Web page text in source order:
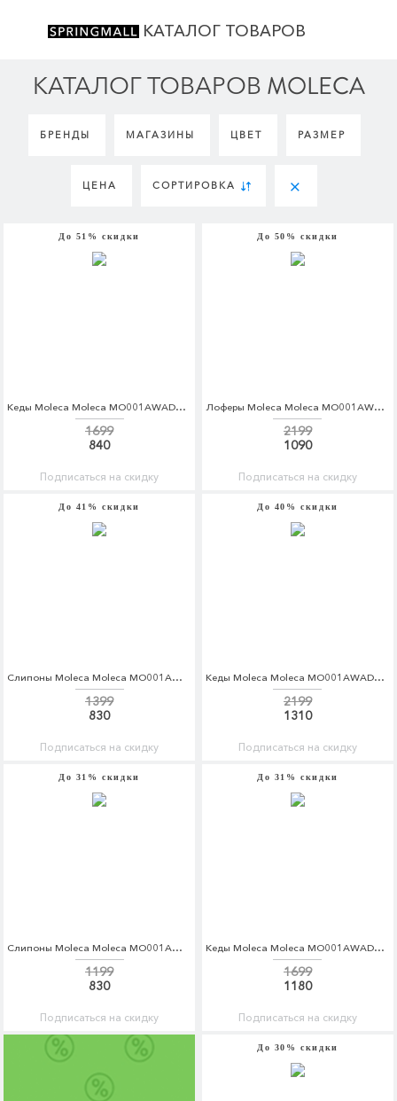
КАТАЛОГ ТОВАРОВ
КАТАЛОГ ТОВАРОВ MOLECA
БРЕНДЫ МАГАЗИНЫ ЦВЕТ РАЗМЕР
ЦЕНА СОРТИРОВКА
До 51% скидки
Кеды Moleca Moleca MO001AWADHJ9
1699
840
Подписаться на скидку
До 50% скидки
Лоферы Moleca Moleca MO001AWADHJ3
2199
1090
Подписаться на скидку
До 41% скидки
Слипоны Moleca Moleca MO001AWADHC6
1399
830
Подписаться на скидку
До 40% скидки
Кеды Moleca Moleca MO001AWADHF8
2199
1310
Подписаться на скидку
До 31% скидки
Слипоны Moleca Moleca MO001AWPMP12
1199
830
Подписаться на скидку
До 31% скидки
Кеды Moleca Moleca MO001AWADHK0
1699
1180
Подписаться на скидку
До 30% скидки